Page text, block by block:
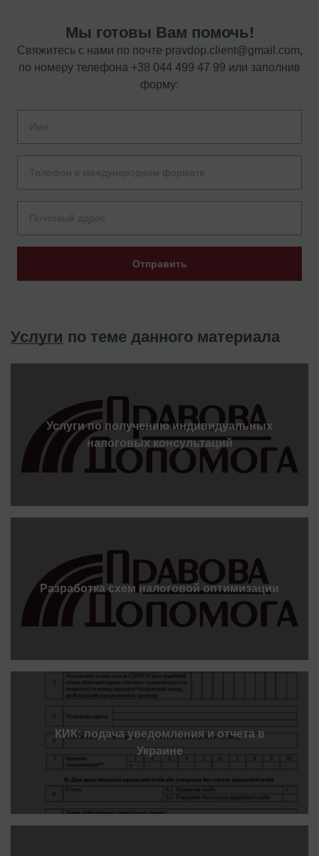
Мы готовы Вам помочь!
Свяжитесь с нами по почте pravdop.client@gmail.com,
по номеру телефона +38 044 499 47 99 или заполнив
форму:
Отправить
Услуги по теме данного материала
Услуги по получению индивидуальных
налоговых консультаций
Разработка схем налоговой оптимизации
КИК: подача уведомления и отчета в
Украине